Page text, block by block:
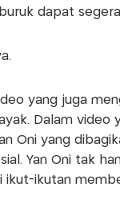
dapat
yang juga
Dalam video
Oni yang
Yan Oni tak
ikut-ikutan